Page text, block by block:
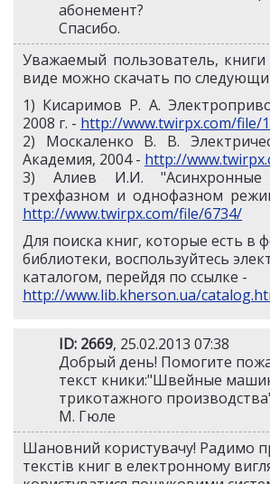
абонемент?
Спасибо.
Уважаемый пользователь,
виде можно скачать по
1) Кисаримов Р. А.
2008 г. - http://www.twirpx.com/file/
2) Москаленко В. В.
Академия, 2004 - http://
3) Алиев И.И.
трехфазном и однофазном
http://www.twirpx.com/file/6734/
Для поиска книг, которые есть в
библиотеки, воспользуйтесь
каталогом, перейдя по ссылке -
http://www.lib.kherson.ua/
ID: 2669, 25.02.2013 07:38
Добрый день! Помогите
текст кники:"Швейные
трикотажного
М. Гюле
Шановний користувачу! Радимо
текстів книг в електронному